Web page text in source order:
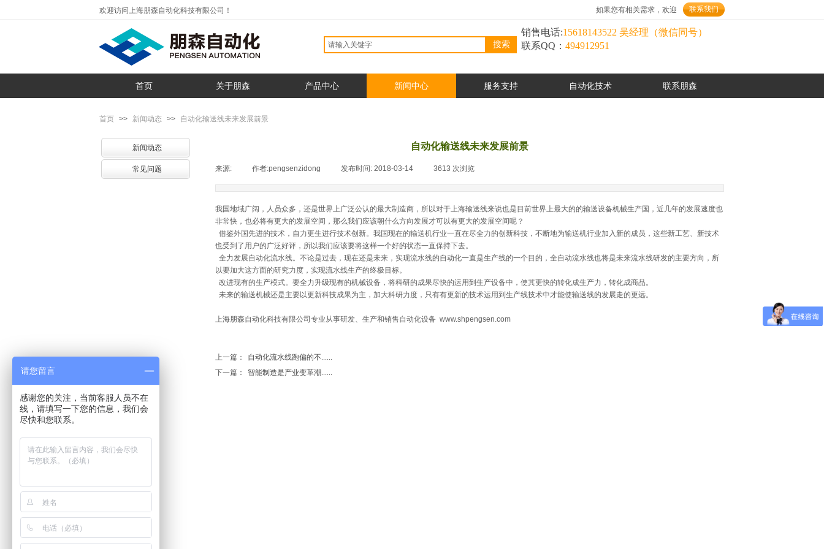
欢迎访问上海朋森自动化科技有限公司！ 如果您有相关需求，欢迎 联系我们
首页 关于朋森 产品中心 新闻中心 服务支持 自动化技术 联系朋森
搜索
销售电话:15618143522 吴经理（微信同号）
联系QQ： 494912951
首页 >> 新闻动态 >> 自动化输送线未来发展前景
自动化输送线未来发展前景
来源: 作者:pengsenzidong 发布时间: 2018-03-14 3613 次浏览
我国地域广阔，人员众多，还是世界上广泛公认的最大制造商，所以对于上海输送线来说也是目前世界上最大的的输送设备机械生产国，近几年的发展速度也
非常快，也必将有更大的发展空间，那么我们应该朝什么方向发展才可以有更大的发展空间呢？
借鉴外国先进的技术，自力更生进行技术创新。我国现在的输送机行业一直在尽全力的创新科技，不断地为输送机行业加入新的成员，这些新工艺、新技术
也受到了用户的广泛好评，所以我们应该要将这样一个好的状态一直保持下去。
全力发展自动化流水线。不论是过去，现在还是未来，实现流水线的自动化一直是生产线的一个目的，全自动流水线也将是未来流水线研发的主要方向，所
以要加大这方面的研究力度，实现流水线生产的终极目标。
改进现有的生产模式。要全力升级现有的机械设备，将科研的成果尽快的运用到生产设备中，使其更快的转化成生产力，转化成商品。
未来的输送机械还是主要以更新科技成果为主，加大科研力度，只有有更新的技术运用到生产线技术中才能使输送线的发展走的更远。
上海朋森自动化科技有限公司专业从事研发、生产和销售自动化设备 www.shpengsen.com
上一篇：
自动化流水线跑偏的不......
下一篇：
智能制造是产业变革潮......
新闻动态
常见问题
请您留言
感谢您的关注，当前客服人员不在
线，请填写一下您的信息，我们会
尽快和您联系。